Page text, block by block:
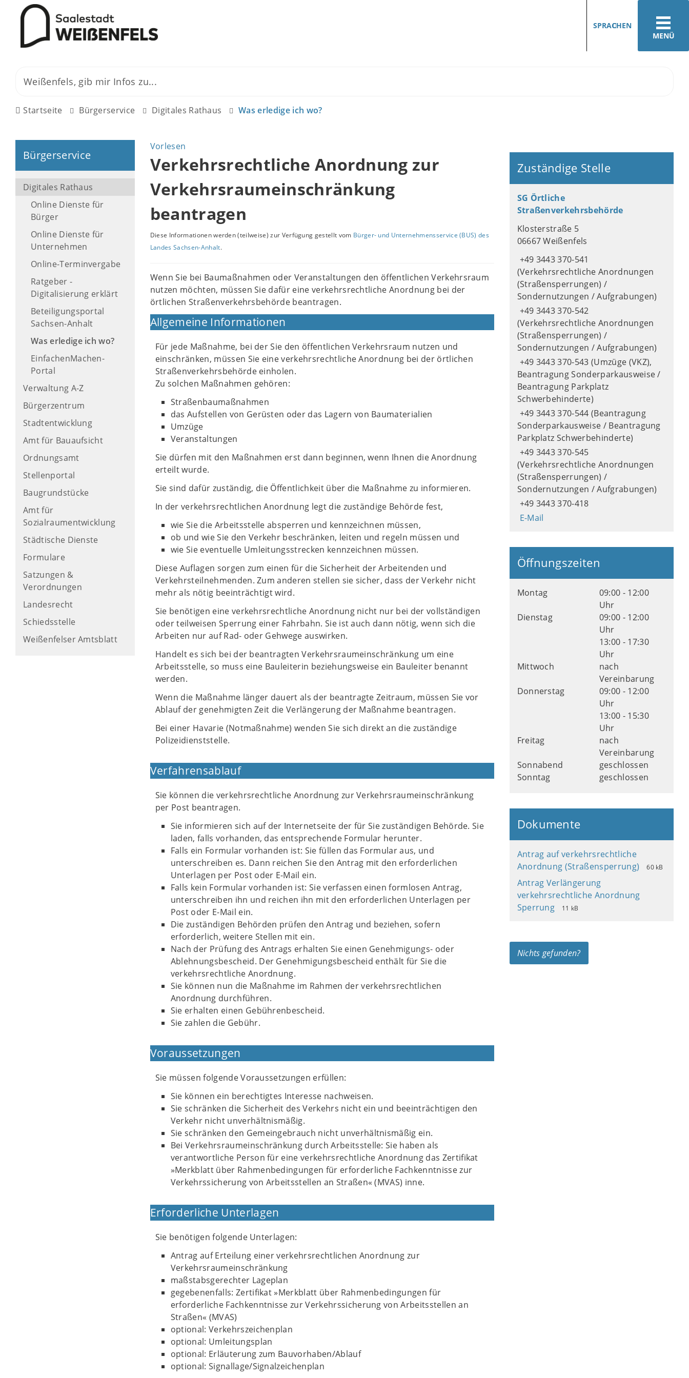
MENÜ
SPRACHEN
Startseite Bürgerservice Digitales Rathaus Was erledige ich wo?
Bürgerservice
Digitales Rathaus
Online Dienste für
Bürger
Online Dienste für
Unternehmen
Online-Terminvergabe
Ratgeber -
Digitalisierung erklärt
Beteiligungsportal
Sachsen-Anhalt
Was erledige ich wo?
EinfachenMachen-
Portal
Verwaltung A-Z
Bürgerzentrum
Stadtentwicklung
Amt für Bauaufsicht
Ordnungsamt
Stellenportal
Baugrundstücke
Amt für
Sozialraumentwicklung
Städtische Dienste
Formulare
Satzungen &
Verordnungen
Landesrecht
Schiedsstelle
Weißenfelser Amtsblatt
Vorlesen
Verkehrsrechtliche Anordnung zur
Verkehrsraumeinschränkung
beantragen
Diese Informationen werden (teilweise) zur Verfügung gestellt vom Bürger- und Unternehmensservice (BUS) des
Landes Sachsen-Anhalt.
Wenn Sie bei Baumaßnahmen oder Veranstaltungen den öffentlichen Verkehrsraum
nutzen möchten, müssen Sie dafür eine verkehrsrechtliche Anordnung bei der
örtlichen Straßenverkehrsbehörde beantragen.
Allgemeine Informationen
Für jede Maßnahme, bei der Sie den öffentlichen Verkehrsraum nutzen und
einschränken, müssen Sie eine verkehrsrechtliche Anordnung bei der örtlichen
Straßenverkehrsbehörde einholen.
Zu solchen Maßnahmen gehören:
Straßenbaumaßnahmen
das Aufstellen von Gerüsten oder das Lagern von Baumaterialien
Umzüge
Veranstaltungen
Sie dürfen mit den Maßnahmen erst dann beginnen, wenn Ihnen die Anordnung
erteilt wurde.
Sie sind dafür zuständig, die Öffentlichkeit über die Maßnahme zu informieren.
In der verkehrsrechtlichen Anordnung legt die zuständige Behörde fest,
wie Sie die Arbeitsstelle absperren und kennzeichnen müssen,
ob und wie Sie den Verkehr beschränken, leiten und regeln müssen und
wie Sie eventuelle Umleitungsstrecken kennzeichnen müssen.
Diese Auflagen sorgen zum einen für die Sicherheit der Arbeitenden und
Verkehrsteilnehmenden. Zum anderen stellen sie sicher, dass der Verkehr nicht
mehr als nötig beeinträchtigt wird.
Sie benötigen eine verkehrsrechtliche Anordnung nicht nur bei der vollständigen
oder teilweisen Sperrung einer Fahrbahn. Sie ist auch dann nötig, wenn sich die
Arbeiten nur auf Rad- oder Gehwege auswirken.
Handelt es sich bei der beantragten Verkehrsraumeinschränkung um eine
Arbeitsstelle, so muss eine Bauleiterin beziehungsweise ein Bauleiter benannt
werden.
Wenn die Maßnahme länger dauert als der beantragte Zeitraum, müssen Sie vor
Ablauf der genehmigten Zeit die Verlängerung der Maßnahme beantragen.
Bei einer Havarie (Notmaßnahme) wenden Sie sich direkt an die zuständige
Polizeidienststelle.
Verfahrensablauf
Sie können die verkehrsrechtliche Anordnung zur Verkehrsraumeinschränkung
per Post beantragen.
Sie informieren sich auf der Internetseite der für Sie zuständigen Behörde. Sie
laden, falls vorhanden, das entsprechende Formular herunter.
Falls ein Formular vorhanden ist: Sie füllen das Formular aus, und
unterschreiben es. Dann reichen Sie den Antrag mit den erforderlichen
Unterlagen per Post oder E-Mail ein.
Falls kein Formular vorhanden ist: Sie verfassen einen formlosen Antrag,
unterschreiben ihn und reichen ihn mit den erforderlichen Unterlagen per
Post oder E-Mail ein.
Die zuständigen Behörden prüfen den Antrag und beziehen, sofern
erforderlich, weitere Stellen mit ein.
Nach der Prüfung des Antrags erhalten Sie einen Genehmigungs- oder
Ablehnungsbescheid. Der Genehmigungsbescheid enthält für Sie die
verkehrsrechtliche Anordnung.
Sie können nun die Maßnahme im Rahmen der verkehrsrechtlichen
Anordnung durchführen.
Sie erhalten einen Gebührenbescheid.
Sie zahlen die Gebühr.
Voraussetzungen
Sie müssen folgende Voraussetzungen erfüllen:
Sie können ein berechtigtes Interesse nachweisen.
Sie schränken die Sicherheit des Verkehrs nicht ein und beeinträchtigen den
Verkehr nicht unverhältnismäßig.
Sie schränken den Gemeingebrauch nicht unverhältnismäßig ein.
Bei Verkehrsraumeinschränkung durch Arbeitsstelle: Sie haben als
verantwortliche Person für eine verkehrsrechtliche Anordnung das Zertifikat
»Merkblatt über Rahmenbedingungen für erforderliche Fachkenntnisse zur
Verkehrssicherung von Arbeitsstellen an Straßen« (MVAS) inne.
Erforderliche Unterlagen
Sie benötigen folgende Unterlagen:
Antrag auf Erteilung einer verkehrsrechtlichen Anordnung zur
Verkehrsraumeinschränkung
maßstabsgerechter Lageplan
gegebenenfalls: Zertifikat »Merkblatt über Rahmenbedingungen für
erforderliche Fachkenntnisse zur Verkehrssicherung von Arbeitsstellen an
Straßen« (MVAS)
optional: Verkehrszeichenplan
optional: Umleitungsplan
optional: Erläuterung zum Bauvorhaben/Ablauf
optional: Signallage/Signalzeichenplan
Zuständige Stelle
SG Örtliche
Straßenverkehrsbehörde
Klosterstraße 5
06667 Weißenfels
+49 3443 370-541
(Verkehrsrechtliche Anordnungen
(Straßensperrungen) /
Sondernutzungen / Aufgrabungen)
+49 3443 370-542
(Verkehrsrechtliche Anordnungen
(Straßensperrungen) /
Sondernutzungen / Aufgrabungen)
+49 3443 370-543 (Umzüge (VKZ),
Beantragung Sonderparkausweise /
Beantragung Parkplatz
Schwerbehinderte)
+49 3443 370-544 (Beantragung
Sonderparkausweise / Beantragung
Parkplatz Schwerbehinderte)
+49 3443 370-545
(Verkehrsrechtliche Anordnungen
(Straßensperrungen) /
Sondernutzungen / Aufgrabungen)
+49 3443 370-418
E-Mail
Öffnungszeiten
Montag
09:00 - 12:00
Uhr
Dienstag
09:00 - 12:00
Uhr
13:00 - 17:30
Uhr
Mittwoch
nach
Vereinbarung
Donnerstag
09:00 - 12:00
Uhr
13:00 - 15:30
Uhr
Freitag
nach
Vereinbarung
Sonnabend
geschlossen
Sonntag
geschlossen
Dokumente
Antrag auf verkehrsrechtliche
Anordnung (Straßensperrung)
60 kB
Antrag Verlängerung
verkehrsrechtliche Anordnung
Sperrung
11 kB
Nichts gefunden?